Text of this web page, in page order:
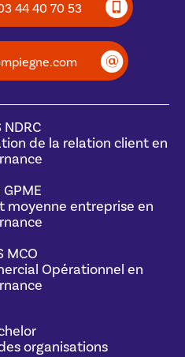
44 40 70 53
NDRC
de la relation client en
GPME
moyenne entreprise en
MCO
Opérationnel en
organisations